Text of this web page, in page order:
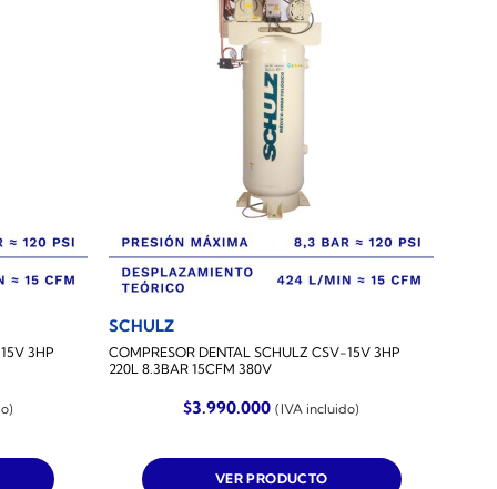
3HP
SCHULZ
COMPRESOR DENTAL SCHULZ CSV-15V 3HP
220L 8.3BAR 15CFM 380V
$3.990.000 (IVA incluido)
VER PRODUCTO